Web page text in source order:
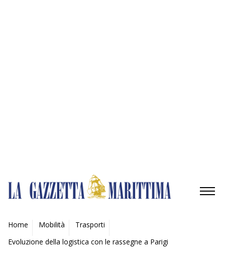
AMBIENTE
MOBILITÀ
Home Mobilità
Trasporti
Evoluzione della logistica con le rassegne a Parigi